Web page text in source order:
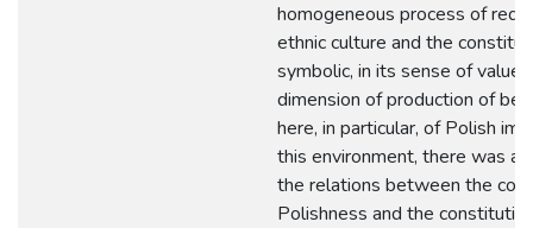
homogeneous process of
ethnic culture and the
symbolic, in its sense of value
dimension of production of
here, in particular, of Polish
this environment, there was an
the relations between the
Polishness and the